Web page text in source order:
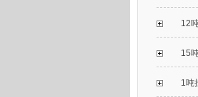
12
15
1吨